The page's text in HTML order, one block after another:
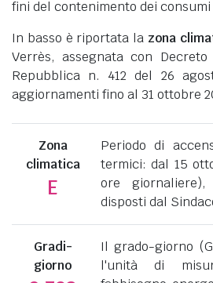
fini del contenimento dei
In basso è riportata la zona
Verrès, assegnata con
Repubblica n. 412 del 26
aggiornamenti fino al 31 ottobre
Zona
climatica
E
Periodo di
termici: dal 15
ore giornaliere),
disposti dal
Gradi-
giorno
Il grado-giorno
l'unità di